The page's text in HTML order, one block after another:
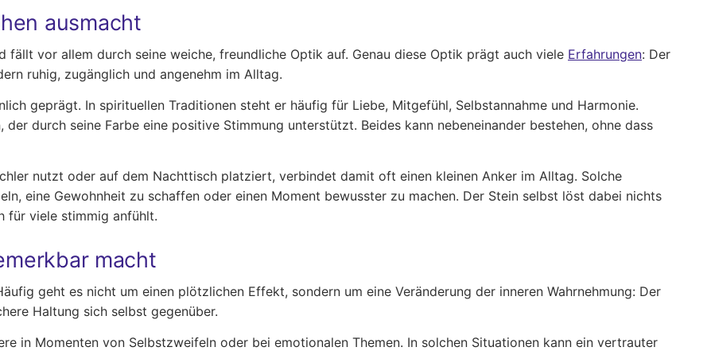
ausmacht
fällt vor allem durch seine weiche, freundliche Optik auf. Genau diese Optik prägt auch viele Erfahrungen: Der
ruhig, zugänglich und angenehm im Alltag.
geprägt. In spirituellen Traditionen steht er häufig für Liebe, Mitgefühl, Selbstannahme und Harmonie.
durch seine Farbe eine positive Stimmung unterstützt. Beides kann nebeneinander bestehen, ohne dass
nutzt oder auf dem Nachttisch platziert, verbindet damit oft einen kleinen Anker im Alltag. Solche
eine Gewohnheit zu schaffen oder einen Moment bewusster zu machen. Der Stein selbst löst dabei nichts
für viele stimmig anfühlt.
macht
geht es nicht um einen plötzlichen Effekt, sondern um eine Veränderung der inneren Wahrnehmung: Der
Haltung sich selbst gegenüber.
in Momenten von Selbstzweifeln oder bei emotionalen Themen. In solchen Situationen kann ein vertrauter